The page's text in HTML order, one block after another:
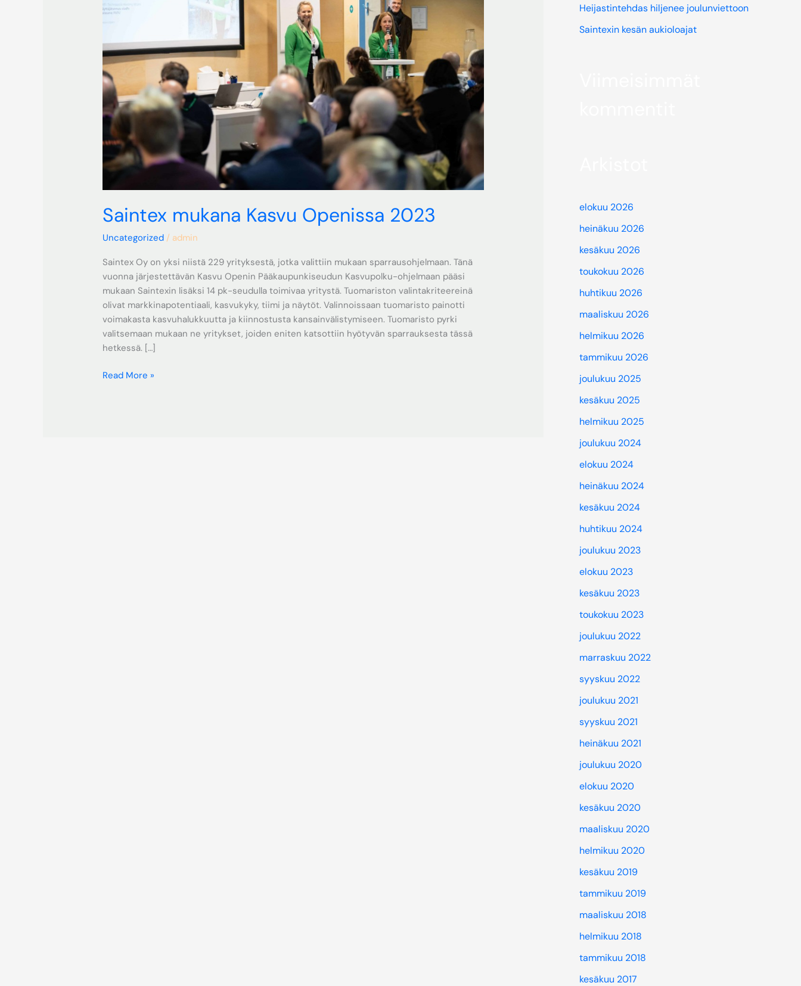
Saintex mukana Kasvu Openissa 2023
Uncategorized / admin
Saintex Oy on yksi niistä 229 yrityksestä, jotka valittiin mukaan sparrausohjelmaan. Tänä
vuonna järjestettävän Kasvu Openin Pääkaupunkiseudun Kasvupolku-ohjelmaan pääsi
mukaan Saintexin lisäksi 14 pk-seudulla toimivaa yritystä. Tuomariston valintakriteereinä
olivat markkinapotentiaali, kasvukyky, tiimi ja näytöt. Valinnoissaan tuomaristo painotti
voimakasta kasvuhalukkuutta ja kiinnostusta kansainvälistymiseen. Tuomaristo pyrki
valitsemaan mukaan ne yritykset, joiden eniten katsottiin hyötyvän sparrauksesta tässä
hetkessä. […]
Read More »
Heijastintehdas hiljenee joulunviettoon
Saintexin kesän aukioloajat
elokuu 2026
heinäkuu 2026
kesäkuu 2026
toukokuu 2026
huhtikuu 2026
maaliskuu 2026
helmikuu 2026
tammikuu 2026
joulukuu 2025
kesäkuu 2025
helmikuu 2025
joulukuu 2024
elokuu 2024
heinäkuu 2024
kesäkuu 2024
huhtikuu 2024
joulukuu 2023
elokuu 2023
kesäkuu 2023
toukokuu 2023
joulukuu 2022
marraskuu 2022
syyskuu 2022
joulukuu 2021
syyskuu 2021
heinäkuu 2021
joulukuu 2020
elokuu 2020
kesäkuu 2020
maaliskuu 2020
helmikuu 2020
kesäkuu 2019
tammikuu 2019
maaliskuu 2018
helmikuu 2018
tammikuu 2018
kesäkuu 2017